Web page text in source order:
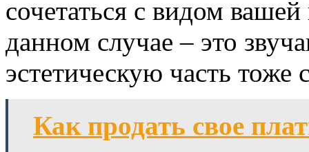
сочетаться с видом
данном случае – это
эстетическую часть
Как продать свое